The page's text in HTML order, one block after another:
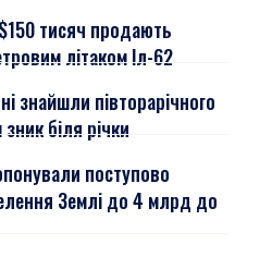
тисяч продають
літаком Іл-62
знайшли півторарічного
біля річки
поступово
Землі до 4 млрд до